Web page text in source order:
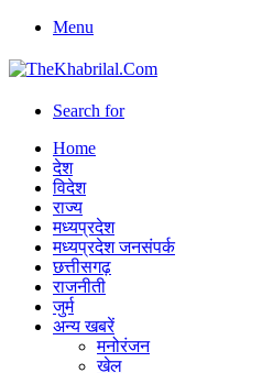
Menu
Search for
Home
देश
विदेश
राज्य
मध्यप्रदेश
मध्यप्रदेश जनसंपर्क
छत्तीसगढ़
राजनीती
जुर्म
अन्य खबरें
मनोरंजन
खेल